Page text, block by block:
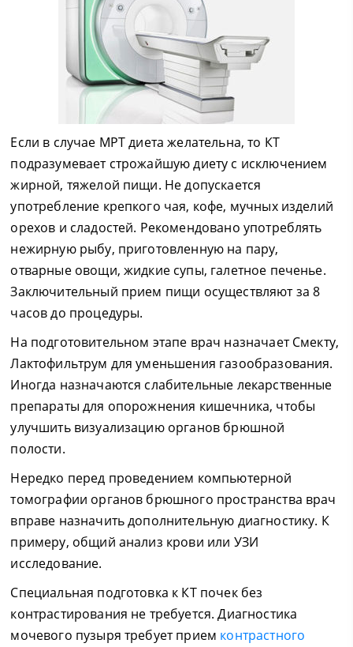
Если в случае МРТ диета желательна, то КТ
подразумевает строжайшую диету с исключением
жирной, тяжелой пищи. Не допускается
употребление крепкого чая, кофе, мучных изделий
орехов и сладостей. Рекомендовано употреблять
нежирную рыбу, приготовленную на пару,
отварные овощи, жидкие супы, галетное печенье.
Заключительный прием пищи осуществляют за 8
часов до процедуры.
На подготовительном этапе врач назначает Смекту,
Лактофильтрум для уменьшения газообразования.
Иногда назначаются слабительные лекарственные
препараты для опорожнения кишечника, чтобы
улучшить визуализацию органов брюшной
полости.
Нередко перед проведением компьютерной
томографии органов брюшного пространства врач
вправе назначить дополнительную диагностику. К
примеру, общий анализ крови или УЗИ
исследование.
Специальная подготовка к КТ почек без
контрастирования не требуется. Диагностика
мочевого пузыря требует прием контрастного